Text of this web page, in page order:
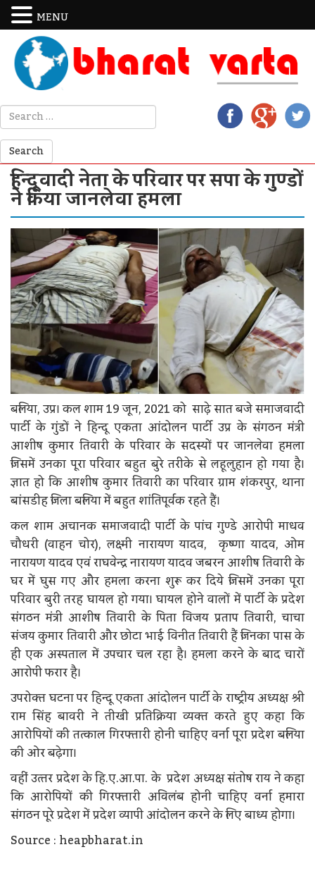
हिन्‍दूवादी नेता के परिवार पर सपा के गुण्‍डों
ने किया जानलेवा हमला
बलिया, उप्र। कल शाम 19 जून, 2021 को साढ़े सात बजे समाजवादी
पार्टी के गुंडों ने हिन्‍दू एकता आंदोलन पार्टी उप्र के संगठन मंत्री
आशीष कुमार तिवारी के परिवार के सदस्‍यों पर जानलेवा हमला
जिसमें उनका पूरा परिवार बहुत बुरे तरीके से लहूलुहान हो गया है।
ज्ञात हो कि आशीष कुमार तिवारी का परिवार ग्राम शंकरपुर, थाना
बांसडीह जिला बलिया में बहुत शांतिपूर्वक रहते हैं।
कल शाम अचानक समाजवादी पार्टी के पांच गुण्‍डे आरोपी माधव
चौधरी (वाहन चोर), लक्ष्मी नारायण यादव, कृष्णा यादव, ओम
नारायण यादव एवं राघवेन्द्र नारायण यादव जबरन आशीष तिवारी के
घर में घुस गए और हमला करना शुरू कर दिये जिसमें उनका पूरा
परिवार बुरी तरह घायल हो गया। घायल होने वालों में पार्टी के प्रदेश
संगठन मंत्री आशीष तिवारी के पिता विजय प्रताप तिवारी, चाचा
संजय कुमार तिवारी और छोटा भाई विनीत तिवारी हैं जिनका पास के
ही एक अस्‍पताल में उपचार चल रहा है। हमला करने के बाद चारों
आरोपी फरार है।
उपरोक्‍त घटना पर हिन्‍दू एकता आंदोलन पार्टी के राष्‍ट्रीय अध्‍यक्ष श्री
राम सिंह बावरी ने तीखी प्रतिक्रिया व्‍यक्‍त करते हुए कहा कि
आरोपियों की तत्‍काल गिरफ्तारी होनी चाहिए वर्ना पूरा प्रदेश बलिया
की ओर बढ़ेगा।
वहीं उत्‍तर प्रदेश के हि.ए.आ.पा. के प्रदेश अध्‍यक्ष संतोष राय ने कहा
कि आरोपियों की गिरफ्तारी अविलंब होनी चाहिए वर्ना हमारा
संगठन पूरे प्रदेश में प्रदेश व्‍यापी आंदोलन करने के लिए बाध्‍य होगा।
Source : heapbharat.in
MENU